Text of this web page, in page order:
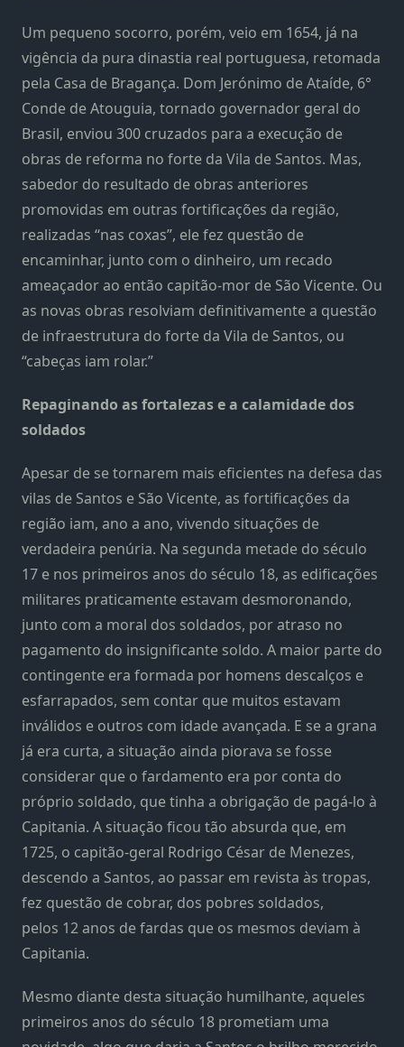
Um pequeno socorro, porém, veio em 1654, já na
vigência da pura dinastia real portuguesa, retomada
pela Casa de Bragança. Dom Jerónimo de Ataíde, 6°
Conde de Atouguia, tornado governador geral do
Brasil, enviou 300 cruzados para a execução de
obras de reforma no forte da Vila de Santos. Mas,
sabedor do resultado de obras anteriores
promovidas em outras fortificações da região,
realizadas “nas coxas”, ele fez questão de
encaminhar, junto com o dinheiro, um recado
ameaçador ao então capitão-mor de São Vicente. Ou
as novas obras resolviam definitivamente a questão
de infraestrutura do forte da Vila de Santos, ou
“cabeças iam rolar.”
Repaginando as fortalezas e a calamidade dos
soldados
Apesar de se tornarem mais eficientes na defesa das
vilas de Santos e São Vicente, as fortificações da
região iam, ano a ano, vivendo situações de
verdadeira penúria. Na segunda metade do século
17 e nos primeiros anos do século 18, as edificações
militares praticamente estavam desmoronando,
junto com a moral dos soldados, por atraso no
pagamento do insignificante soldo. A maior parte do
contingente era formada por homens descalços e
esfarrapados, sem contar que muitos estavam
inválidos e outros com idade avançada. E se a grana
já era curta, a situação ainda piorava se fosse
considerar que o fardamento era por conta do
próprio soldado, que tinha a obrigação de pagá-lo à
Capitania. A situação ficou tão absurda que, em
1725, o capitão-geral Rodrigo César de Menezes,
descendo a Santos, ao passar em revista às tropas,
fez questão de cobrar, dos pobres soldados,
pelos 12 anos de fardas que os mesmos deviam à
Capitania.
Mesmo diante desta situação humilhante, aqueles
primeiros anos do século 18 prometiam uma